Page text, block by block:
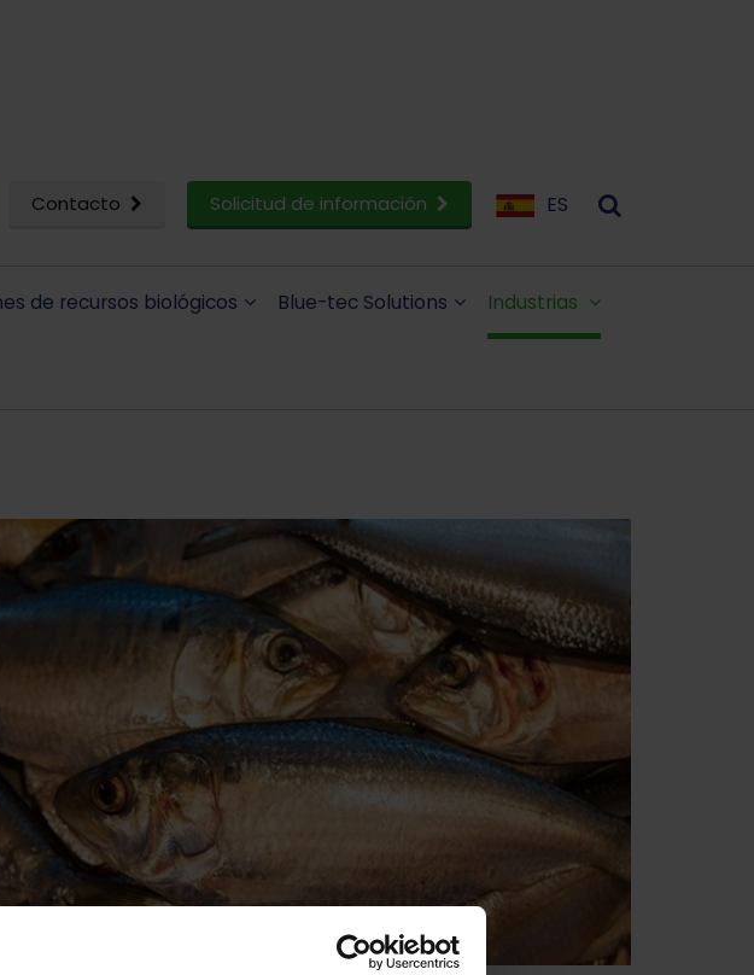
Contacto Solicitud de información ES
de recursos biológicos Blue-tec Solutions Industrias